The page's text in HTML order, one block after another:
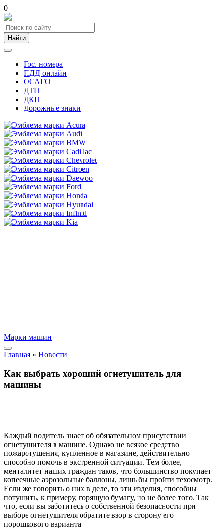
0
Найти
Гос. номера
ПДД онлайн
ОСАГО
ДТП
ДКП
Дорожные знаки
Марки машин
Главная » Новости
Как выбрать хороший огнетушитель для
машины
Каждый водитель знает об обязательном присутствии
огнетушителя в машине. Однако не всякое средство
пожаротушения, купленное в магазине, действительно
способно помочь в экстренной ситуации. Тем более,
менталитет наших граждан таков, что большинство покупает
копеечные аэрозольные баллоны, лишь бы пройти техосмотр.
Если же говорить о них в деле, то эти изделия, способны
потушить, к примеру, горящую бумагу, но не более того. Так
что, если вы заботитесь о собственной безопасности при
выборе огнетушителя обратите взор в сторону его
порошкового варианта.